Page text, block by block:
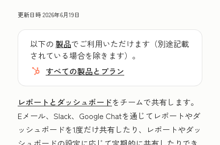
更新日時2026年6月19日
以下の 製品でご利用いただけます（別途記載
されている場合を除きます）。
すべての製品とプラン
レポートとダッシュボードをチームで共有します。
Eメール、Slack、Google Chatを通じてレポートやダ
ッシュボードを1度だけ共有したり、レポートやダッ